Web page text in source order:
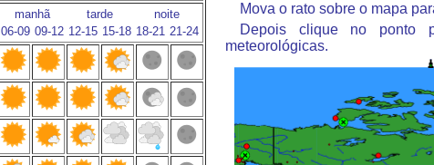
manhã tarde
noite
06-09 09-12 12-15 15-18 18-21 21-24
Mova o rato sobre o mapa
Depois clique no ponto
meteorológicas.